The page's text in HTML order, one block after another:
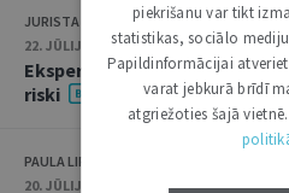
JURISTA VĀRDS
22. JŪLIJS 2026 • 14:00
Ekspertu saruna jūlijā:
riski
PAULA LIPE
20. JŪLIJS 2026 • 16:05
piekrišanu var tikt
statistikas, sociālo
Papildinformācijai
varat jebkurā brīdī
atgriežoties šajā